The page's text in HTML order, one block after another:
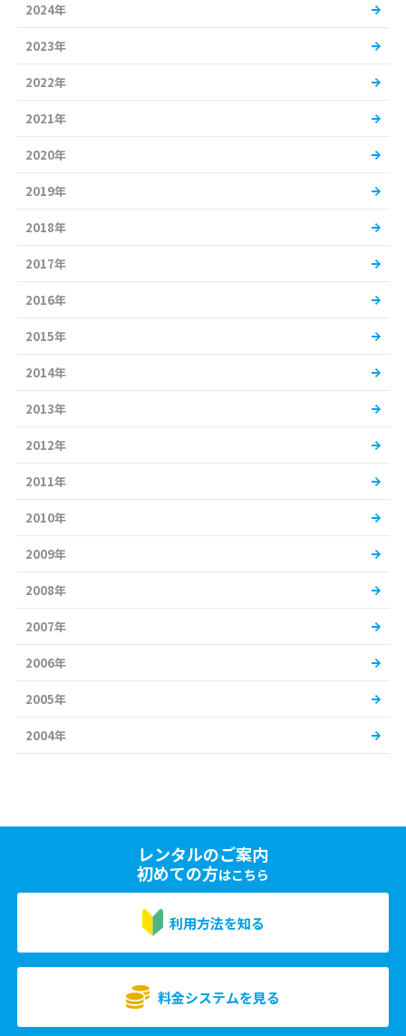
2024年
2023年
2022年
2021年
2020年
2019年
2018年
2017年
2016年
2015年
2014年
2013年
2012年
2011年
2010年
2009年
2008年
2007年
2006年
2005年
2004年
レンタルのご案内
初めての方はこちら
利用方法を知る
料金システムを見る